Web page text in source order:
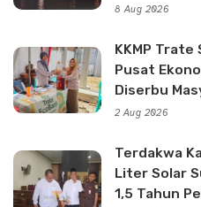
8 Aug 2026
KKMP Trate
Pusat
Diserbu
2 Aug 2026
Terdakwa
Liter Solar
1,5 Tahun